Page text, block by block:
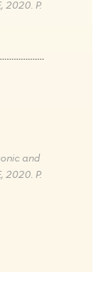
2020. P.
and
2020. P.